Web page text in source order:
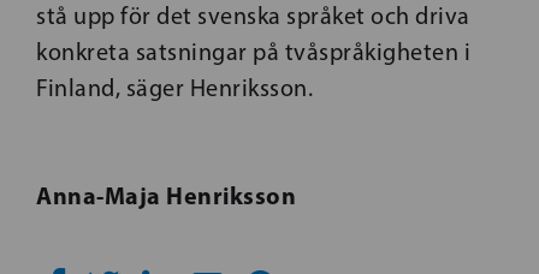
stå upp för det svenska språket och driva
konkreta satsningar på tvåspråkigheten i
Finland, säger Henriksson.
Anna-Maja Henriksson